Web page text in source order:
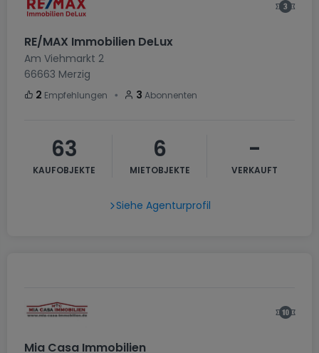
RE/MAX Immobilien DeLux
Am Viehmarkt 2
66663 Merzig
2 Empfehlungen ・ 3 Abonnenten
63
KAUFOBJEKTE
6
MIETOBJEKTE
-
VERKAUFT
Siehe Agenturprofil
Mia Casa Immobilien